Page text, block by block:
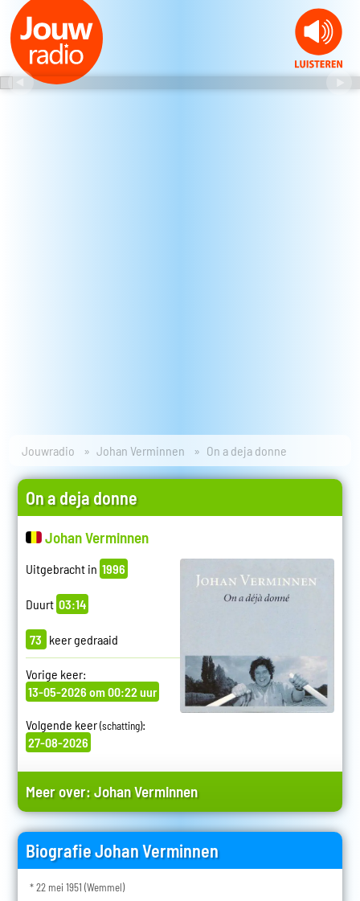
Jouwradio Johan Verminnen On a deja donne
On a deja donne
Johan Verminnen
Uitgebracht in 1996
Duurt 03:14
73 keer gedraaid
Vorige keer:
13-05-2026 om 00:22 uur
Volgende keer(schatting):
27-08-2026
Meer over:Johan Verminnen
Biografie Johan Verminnen
* 22 mei 1951 (Wemmel)